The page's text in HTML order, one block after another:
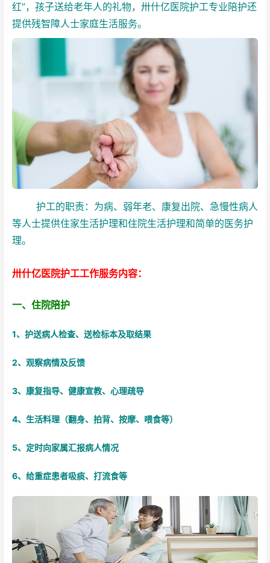
红”，孩子送给老年人的礼物，卅什亿医院护工专业陪护还
提供残智障人士家庭生活服务。
护工的职责：为病、弱年老、康复出院、急慢性病人
等人士提供住家生活护理和住院生活护理和简单的医务护
理。
卅什亿医院护工工作服务内容：
一、住院陪护
1、护送病人检查、送检标本及取结果
2、观察病情及反馈
3、康复指导、健康宣教、心理疏导
4、生活料理（翻身、拍背、按摩、喂食等）
5、定时向家属汇报病人情况
6、给重症患者吸痰、打流食等